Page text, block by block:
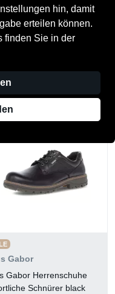
hin, damit
erteilen können.
finden Sie in der
Schnürer marine
€
Gabor
Gabor Herrenschuhe
Schnürer black
%